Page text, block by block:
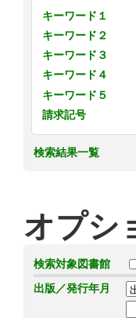
キーワード１
キーワード２
キーワード３
キーワード４
キーワード５
請求記号
検索結果一覧
オプシ
検索対象図書館
出版／発行年月